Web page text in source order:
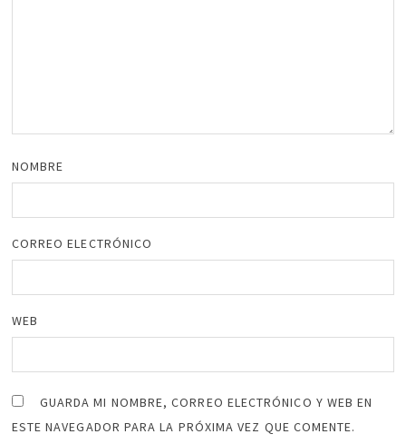
NOMBRE
CORREO ELECTRÓNICO
WEB
GUARDA MI NOMBRE, CORREO ELECTRÓNICO Y WEB EN
ESTE NAVEGADOR PARA LA PRÓXIMA VEZ QUE COMENTE.